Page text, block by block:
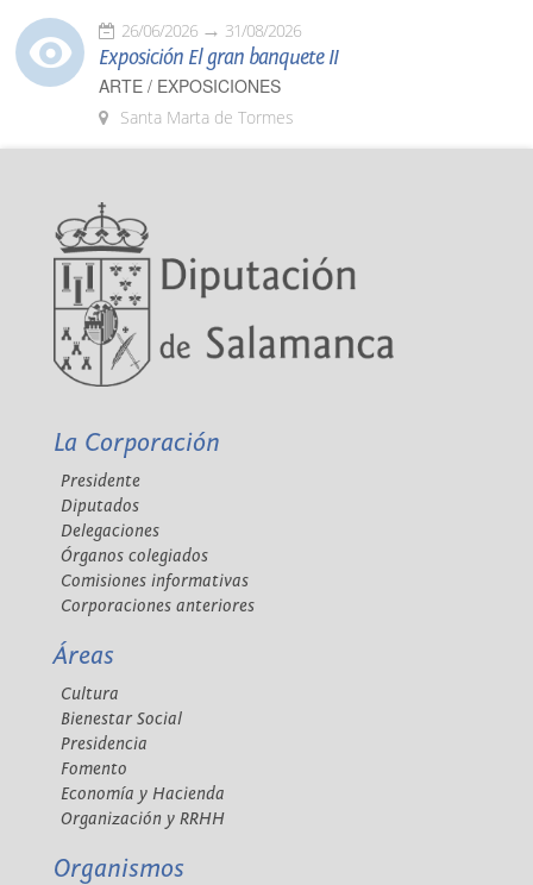
26/06/2026 31/08/2026
Exposición El gran banquete II
ARTE / EXPOSICIONES
Santa Marta de Tormes
La Corporación
Presidente
Diputados
Delegaciones
Órganos colegiados
Comisiones informativas
Corporaciones anteriores
Áreas
Cultura
Bienestar Social
Presidencia
Fomento
Economía y Hacienda
Organización y RRHH
Organismos